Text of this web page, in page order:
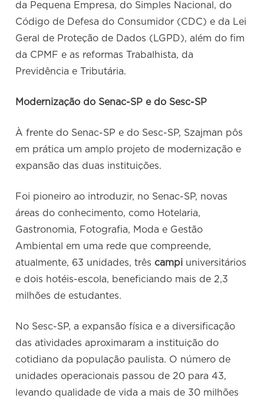
da Pequena Empresa, do Simples Nacional, do
Código de Defesa do Consumidor (CDC) e da Lei
Geral de Proteção de Dados (LGPD), além do fim
da CPMF e as reformas Trabalhista, da
Previdência e Tributária.
Modernização do Senac-SP e do Sesc-SP
À frente do Senac-SP e do Sesc-SP, Szajman pôs
em prática um amplo projeto de modernização e
expansão das duas instituições.
Foi pioneiro ao introduzir, no Senac-SP, novas
áreas do conhecimento, como Hotelaria,
Gastronomia, Fotografia, Moda e Gestão
Ambiental em uma rede que compreende,
atualmente, 63 unidades, três campi universitários
e dois hotéis-escola, beneficiando mais de 2,3
milhões de estudantes.
No Sesc-SP, a expansão física e a diversificação
das atividades aproximaram a instituição do
cotidiano da população paulista. O número de
unidades operacionais passou de 20 para 43,
levando qualidade de vida a mais de 30 milhões